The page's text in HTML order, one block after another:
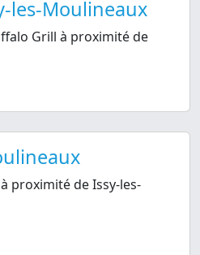
les-Moulineaux
Grill à proximité de
proximité de Issy-les-